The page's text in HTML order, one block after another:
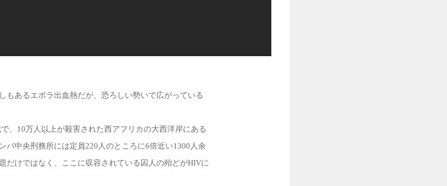
もあるエボラ出血熱だが、恐ろしい勢いで広がっている
、10万人以上が殺害された西アフリカの大西洋岸にある
バ中央刑務所には定員220人のところに6倍近い1300人余
だけではなく、ここに収容されている囚人の殆どがHIVに